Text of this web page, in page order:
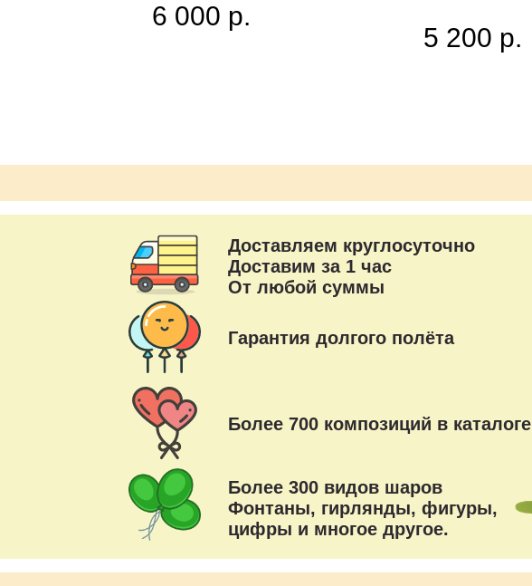
- 4 фольгированных звезды
- Большой шар 91 см
6 000 р.
5 200 р.
Доставляем круглосуточно
Доставим за 1 час
От любой суммы
Гарантия долгого полёта
Более 700 композиций в каталоге
Более 300 видов шаров
Фонтаны, гирлянды, фигуры,
цифры и многое другое.